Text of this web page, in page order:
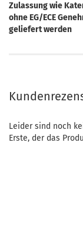
Zulassung wie
ohne EG/ECE
geliefert werden
Leider sind noch
Erste, der das